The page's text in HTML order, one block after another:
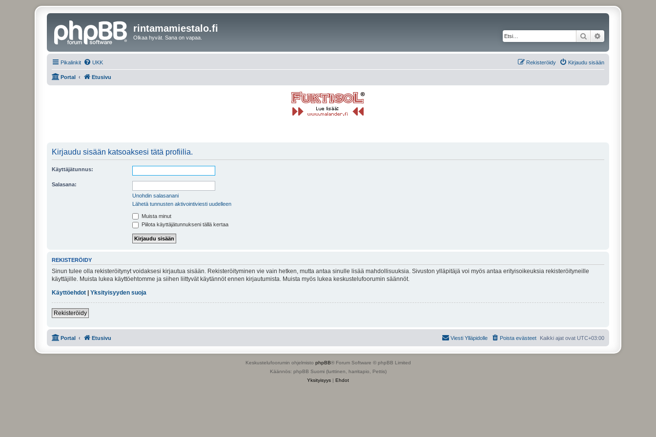
rintamamiestalo.fi
Olkaa hyvät. Sana on vapaa. Etsi
Pikalinkit UKK Kirjaudu sisään
Rekisteröidy
Portal Etusivu
Kirjaudu sisään katsoaksesi tätä profiilia.
Käyttäjätunnus:
Salasana:
Unohdin salasanani
Lähetä tunnusten aktivointiviesti uudelleen
Muista minut
Piilota käyttäjätunnukseni tällä kertaa
REKISTERÖIDY
Sinun tulee olla rekisteröitynyt voidaksesi kirjautua sisään. Rekisteröityminen vie vain hetken, mutta antaa sinulle lisää mahdollisuuksia. Sivuston ylläpitäjä voi myös antaa erityisoikeuksia rekisteröityneille
käyttäjille. Muista lukea käyttöehtomme ja siihen liittyvät käytännöt ennen kirjautumista. Muista myös lukea keskustelufoorumin säännöt.
Käyttöehdot
Yksityisyyden suoja
Rekisteröidy
Portal Etusivu Kaikki ajat ovat UTC+03:00
Poista evästeet
Viesti Ylläpidolle
Keskustelufoorumin ohjelmisto phpBB® Forum Software © phpBB Limited
Käännös: phpBB Suomi (lurttinen, harritapio, Pettis)
Yksityisyys | Ehdot